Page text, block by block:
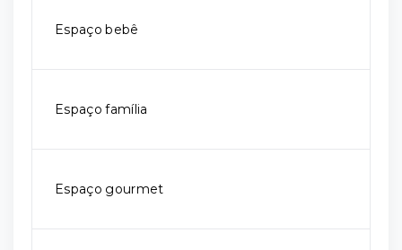
Espaço bebê
Espaço família
Espaço gourmet